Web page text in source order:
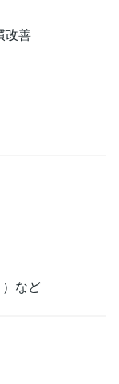
改善
など